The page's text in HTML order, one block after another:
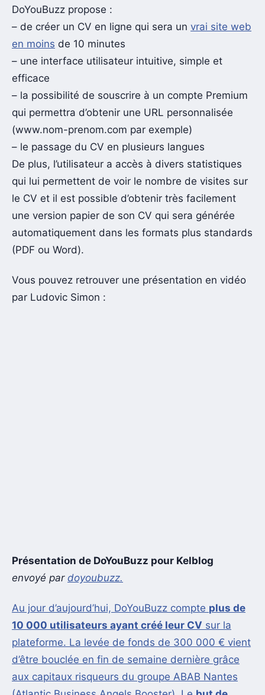
DoYouBuzz propose :
– de créer un CV en ligne qui sera un vrai site web
en moins de 10 minutes
– une interface utilisateur intuitive, simple et
efficace
– la possibilité de souscrire à un compte Premium
qui permettra d’obtenir une URL personnalisée
(www.nom-prenom.com par exemple)
– le passage du CV en plusieurs langues
De plus, l’utilisateur a accès à divers statistiques
qui lui permettent de voir le nombre de visites sur
le CV et il est possible d’obtenir très facilement
une version papier de son CV qui sera générée
automatiquement dans les formats plus standards
(PDF ou Word).
Vous pouvez retrouver une présentation en vidéo
par Ludovic Simon :
Présentation de DoYouBuzz pour Kelblog
envoyé par doyoubuzz.
Au jour d’aujourd’hui, DoYouBuzz compte plus de
10 000 utilisateurs ayant créé leur CV sur la
plateforme. La levée de fonds de 300 000 € vient
d’être bouclée en fin de semaine dernière grâce
aux capitaux risqueurs du groupe ABAB Nantes